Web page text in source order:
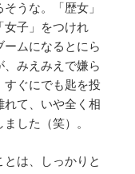
うな。「歴女」
女子」をつけれ
ムになるとにら
みえみえで嫌ら
すぐにでも匙を投
れて、いや全く相
した（笑）。
は、しっかりと